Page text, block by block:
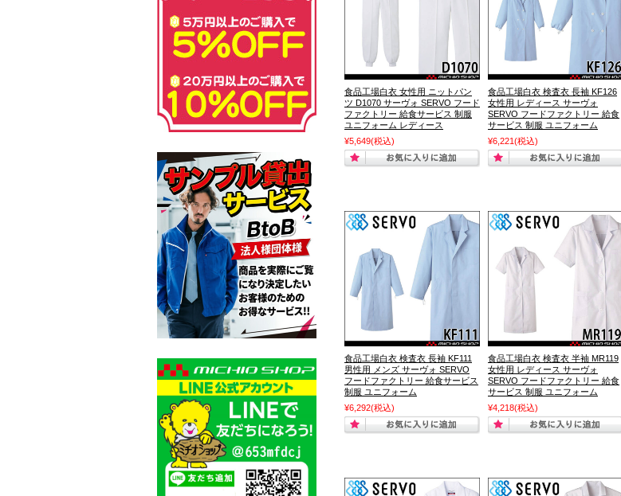
食品工場白衣 女性用 ニットパン
ツ D1070 サーヴォ SERVO フード
ファクトリー 給食サービス 制服
ユニフォーム レディース
¥5,649(税込)
食品工場白衣 検査衣 長袖 KF126
女性用 レディース サーヴォ
SERVO フードファクトリー 給食
サービス 制服 ユニフォーム
¥6,221 (税込)
食品工場白衣 検査衣 長袖 KF111
男性用 メンズ サーヴォ SERVO
フードファクトリー 給食サービス
制服 ユニフォーム
¥6,292(税込)
食品工場白衣 検査衣 半袖 MR119
女性用 レディース サーヴォ
SERVO フードファクトリー 給食
サービス 制服 ユニフォーム
¥4,218(税込)